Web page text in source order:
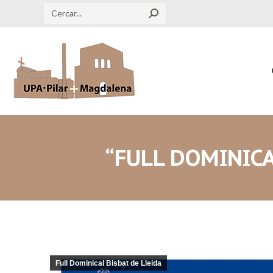
Search:
“FULL
Full Dominical Bisbat de Lleida